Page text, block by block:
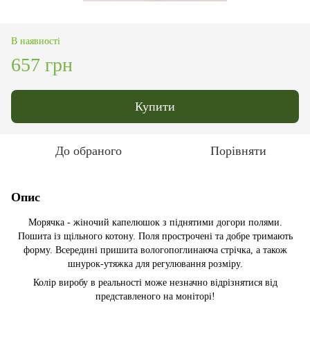
В наявності
657 грн
Купити
До обраного Порівняти
Опис
Морячка - жіночий капелюшок з піднятими догори полями.
Пошита із щільного котону. Поля прострочені та добре тримають
форму. Всередині пришита вологопоглинаюча стрічка, а також
шнурок-утяжка для регулювання розміру.
Колір виробу в реальності може незначно відрізнятися від
представленого на моніторі!